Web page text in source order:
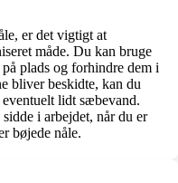
er det vigtigt at
måde. Du kan bruge
plads og forhindre dem i
bliver beskidte, kan du
lidt sæbevand.
i arbejdet, når du er
bøjede nåle.